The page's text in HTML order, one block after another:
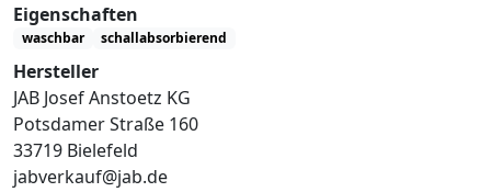
Eigenschaften
waschbar schallabsorbierend
Hersteller
JAB Josef Anstoetz KG
Potsdamer Straße 160
33719 Bielefeld
jabverkauf@jab.de